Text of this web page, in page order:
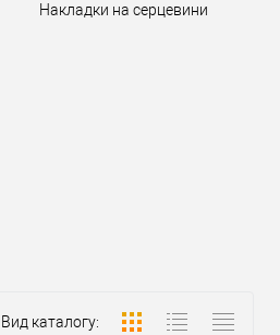
Накладки на серцевини
Вид каталогу: